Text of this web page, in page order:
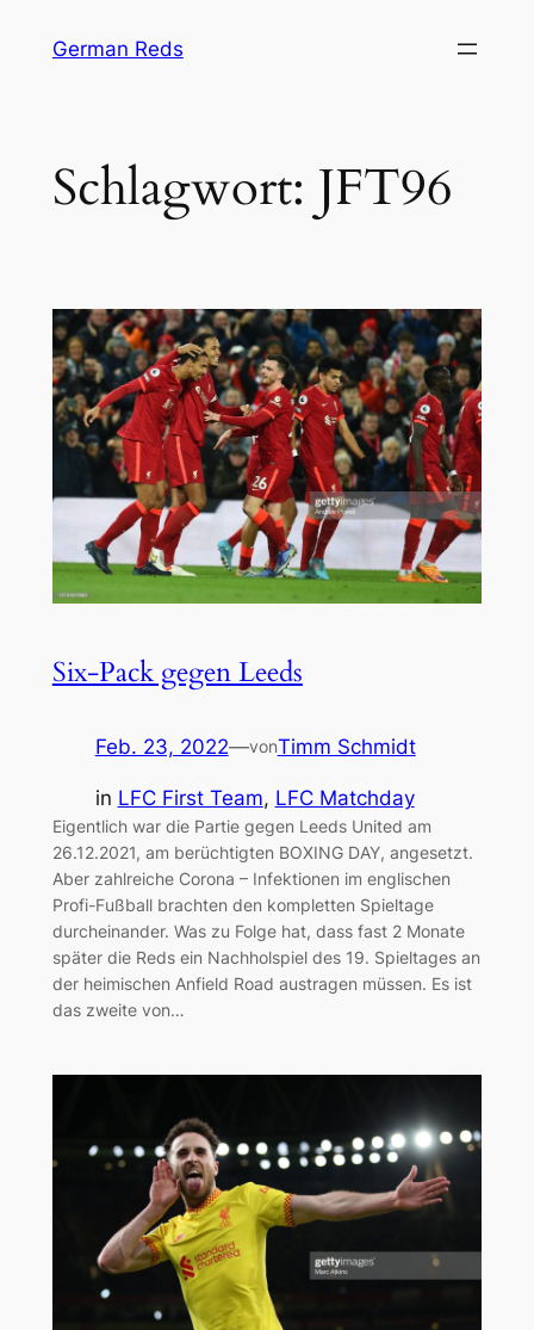
InhaltGerman Reds
Schlagwort: JFT96
Six-Pack gegen Leeds
Feb. 23, 2022—vonTimm Schmidt
in LFC First Team, LFC Matchday
Eigentlich war die Partie gegen Leeds United am
26.12.2021, am berüchtigten BOXING DAY, angesetzt.
Aber zahlreiche Corona – Infektionen im englischen
Profi-Fußball brachten den kompletten Spieltage
durcheinander. Was zu Folge hat, dass fast 2 Monate
später die Reds ein Nachholspiel des 19. Spieltages an
der heimischen Anfield Road austragen müssen. Es ist
das zweite von…